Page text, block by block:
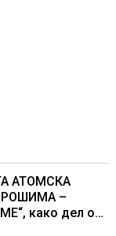
АТОМСКА
–
како дел од